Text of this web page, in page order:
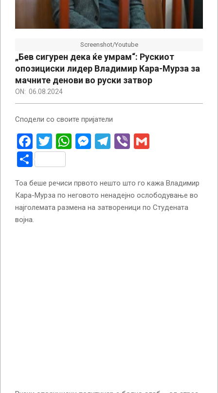
Screenshot/Youtube
„Бев сигурен дека ќе умрам“: Рускиот
опозициски лидер Владимир Кара-Мурза за
мачните денови во руски затвор
ON: 06.08.2024
Сподели со своите пријатели
Facebook
Twitter
WhatsApp
Messenger
Telegram
Viber
Share
Тоа беше речиси првото нешто што го кажа Владимир
Кара-Мурза по неговото ненадејно ослободување во
најголемата размена на затвореници по Студената
војна.